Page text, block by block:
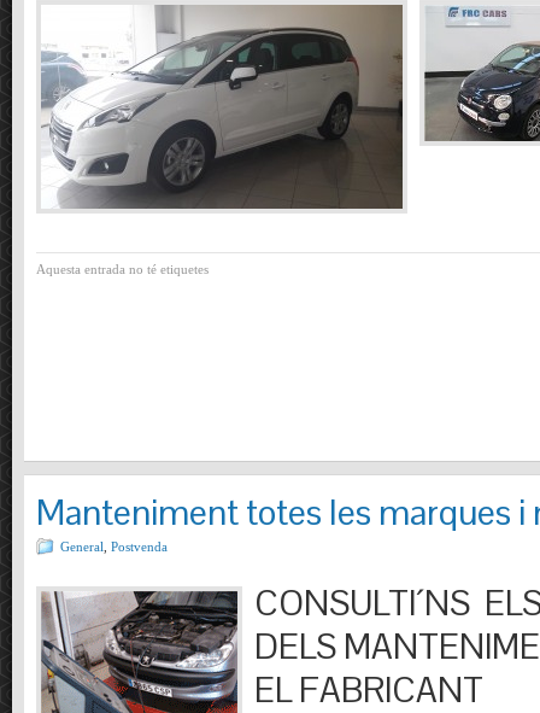
Aquesta entrada no té etiquetes
Manteniment totes les marques i
General Postvenda
CONSULTI´NS
DELS
EL FABRICANT